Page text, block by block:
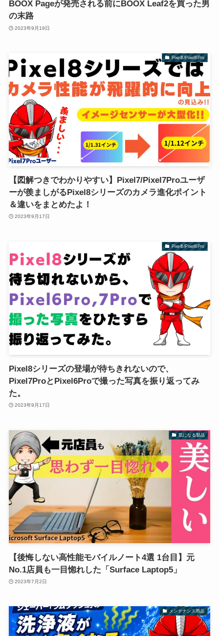
BOOX Pageが発売される前にBOOX Leaf2を買った男
の末路
2023年9月19日
Pixel8/Pixel8Pro
【図解つきでわかりやすい】Pixel7/Pixel7Proユーザ
ーが羨ましがるPixel8シリーズのカメラ進化ポイント
＆違いをまとめたよ！
2023年9月17日
Pixel6/Pixel6Pro
Pixel8シリーズの登場が待ちきれないので、
Pixel7ProとPixel6Proで撮った写真を振り返ってみ
た。
2023年9月17日
気になる製品
【後悔しない高性能モバイルノート4選 1台目】元
No.1店員も一目惚れした「Surface Laptop5」
2023年7月2日
メンテナンス用品